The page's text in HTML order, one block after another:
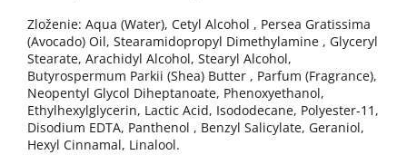
Zloženie: Aqua (Water), Cetyl Alcohol , Persea Gratissima
(Avocado) Oil, Stearamidopropyl Dimethylamine , Glyceryl
Stearate, Arachidyl Alcohol, Stearyl Alcohol,
Butyrospermum Parkii (Shea) Butter , Parfum (Fragrance),
Neopentyl Glycol Diheptanoate, Phenoxyethanol,
Ethylhexylglycerin, Lactic Acid, Isododecane, Polyester-11,
Disodium EDTA, Panthenol , Benzyl Salicylate, Geraniol,
Hexyl Cinnamal, Linalool.